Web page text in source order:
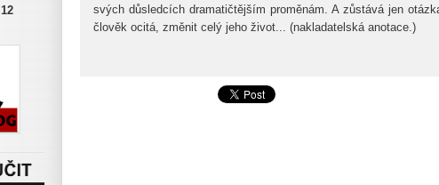
svých důsledcích dramatičtějším proměnám. A zůstává jen
člověk ocitá, změnit celý jeho život... (nakladatelská anotace.)